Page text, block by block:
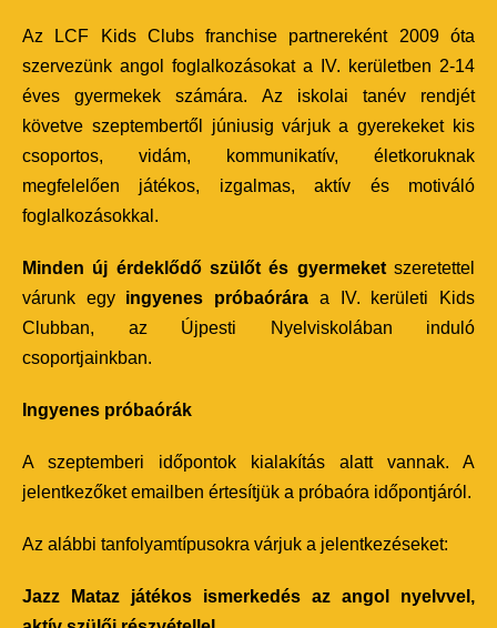
Az LCF Kids Clubs franchise partnereként 2009 óta
szervezünk angol foglalkozásokat a IV. kerületben 2-14
éves gyermekek számára. Az iskolai tanév rendjét
követve szeptembertől júniusig várjuk a gyerekeket kis
csoportos, vidám, kommunikatív, életkoruknak
megfelelően játékos, izgalmas, aktív és motiváló
foglalkozásokkal.
Minden új érdeklődő szülőt és gyermeketszeretettel
várunk egy ingyenes próbaórára a IV. kerületi Kids
Clubban, az Újpesti Nyelviskolában induló
csoportjainkban.
Ingyenes próbaórák
A szeptemberi időpontok kialakítás alatt vannak. A
jelentkezőket emailben értesítjük a próbaóra időpontjáról.
Az alábbi tanfolyamtípusokra várjuk a jelentkezéseket:
Jazz Mataz játékos ismerkedés az angol nyelvvel,